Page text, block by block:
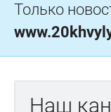
Только
Наш